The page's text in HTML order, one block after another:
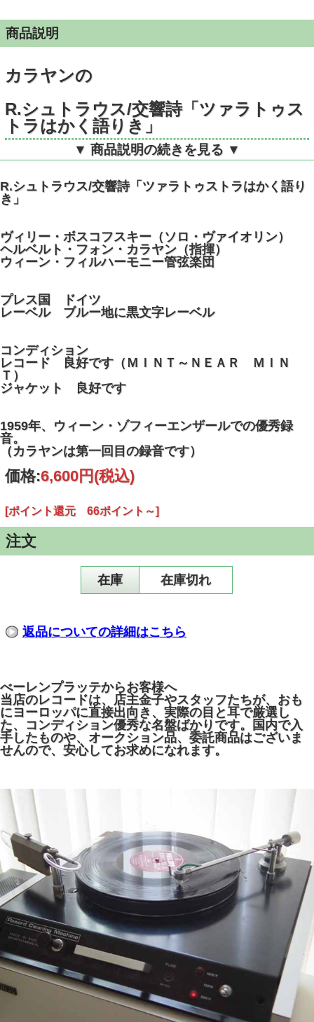
商品説明
カラヤンの
R.シュトラウス/交響詩「ツァラトゥス
トラはかく語りき」
独DECCA SXL2154 STEREO
▼ 商品説明の続きを見る ▼
R.シュトラウス/交響詩「ツァラトゥストラはかく語り
き」
ヴィリー・ボスコフスキー（ソロ・ヴァイオリン）
ヘルベルト・フォン・カラヤン（指揮）
ウィーン・フィルハーモニー管弦楽団
プレス国 ドイツ
レーベル ブルー地に黒文字レーベル
コンディション
レコード 良好です（ＭＩＮＴ～ＮＥＡＲ ＭＩＮ
Ｔ）
ジャケット 良好です
1959年、ウィーン・ゾフィーエンザールでの優秀録
音。
（カラヤンは第一回目の録音です）
価格:6,600円 (税込)
[ポイント還元 66ポイント～]
注文
在庫 在庫切れ
返品についての詳細はこちら
べーレンプラッテからお客様へ
当店のレコードは、店主金子やスタッフたちが、おも
にヨーロッパに直接出向き、実際の目と耳で厳選し
た、コンディション優秀な名盤ばかりです。国内で入
手したものや、オークション品、委託商品はございま
せんので、安心してお求めになれます。